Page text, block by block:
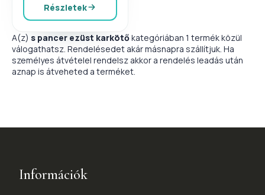
Részletek
A(z) s pancer ezüst karkötőkategóriában 1 termék közül
válogathatsz. Rendelésedet akár másnapra szállítjuk. Ha
személyes átvételel rendelsz akkor a rendelés leadás után
aznap is átveheted a terméket.
Információk